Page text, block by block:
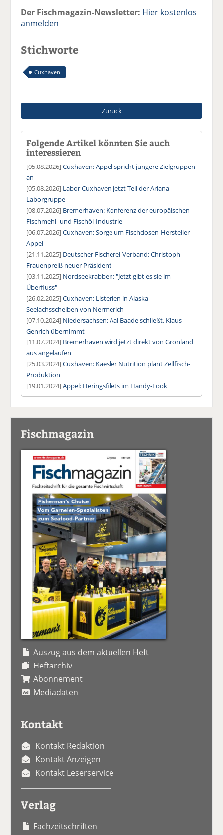
Der Fischmagazin-Newsletter: Hier kostenlos
anmelden
Stichworte
Cuxhaven
Zurück
Folgende Artikel könnten Sie auch
interessieren
[05.08.2026]Cuxhaven: Appel spricht jüngere Zielgruppen
an
[05.08.2026] Labor Cuxhaven jetzt Teil der Ariana
Laborgruppe
[08.07.2026] Bremerhaven: Konferenz der europäischen
Fischmehl- und Fischöl-Industrie
[06.07.2026]Cuxhaven: Sorge um Fischdosen-Hersteller
Appel
[21.11.2025] Deutscher Fischerei-Verband: Christoph
Frauenpreiß neuer Präsident
[03.11.2025] Nordseekrabben: "Jetzt gibt es sie im
Überfluss"
[26.02.2025]Cuxhaven: Listerien in Alaska-
Seelachsscheiben von Nermerich
[07.10.2024] Niedersachsen: Aal Baade schließt, Klaus
Genrich übernimmt
[11.07.2024] Bremerhaven wird jetzt direkt von Grönland
aus angelaufen
[25.03.2024]Cuxhaven: Kaesler Nutrition plant Zellfisch-
Produktion
[19.01.2024]Appel: Heringsfilets im Handy-Look
Fischmagazin
Auszug aus dem aktuellen Heft
Heftarchiv
Abonnement
Mediadaten
Kontakt
Kontakt Redaktion
Kontakt Anzeigen
Kontakt Leserservice
Verlag
Fachzeitschriften